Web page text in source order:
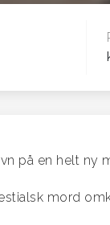
på en helt ny
mord